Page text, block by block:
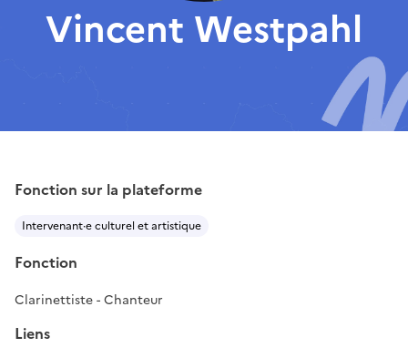
Vincent Westpahl
Fonction sur la plateforme
Intervenant·e culturel et artistique
Fonction
Clarinettiste - Chanteur
Liens